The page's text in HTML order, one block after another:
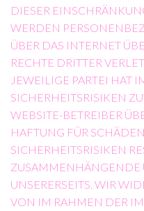
DIESER
WERDEN
ÜBER DAS INTERNET
RECHTE DRITTER
JEWEILIGE PARTEI HAT
SICHERHEITSRISIKEN
WEBSITE-BETREIBER
HAFTUNG FÜR
SICHERHEITSRISIKEN
ZUSAMMENHÄNGENDE
UNSERERSEITS. WIR
VON IM RAHMEN DER